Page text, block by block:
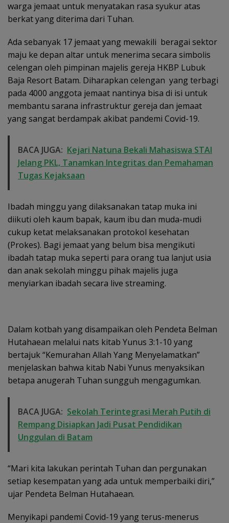
warga jemaat untuk menyatakan rasa syukur atas
berkat yang diterima dari Tuhan.
Ada sebanyak 17 jemaat yang mewakili beragai sektor
maju ke depan altar untuk menerima secara simbolis
celengan oleh pimpinan majelis gereja HKBP Lubuk
Baja Resort Batam. Diharapkan celengan yang terbagi
pada 4000 anggota jemaat nantinya bisa di isi untuk
membantu sarana infrastruktur gereja dan jemaat
yang sangat berdampak akibat pandemi Covid-19.
BACA JUGA: Kejari Natuna Bekali Mahasiswa STAI
Jelang PKL, Tanamkan Integritas dan Pemahaman
Tugas Kejaksaan
Ibadah minggu yang dilaksanakan tatap muka ini
diikuti oleh kaum bapak, kaum ibu dan muda-mudi
cukup ketat melaksanakan protokol kesehatan
(Prokes). Bagi jemaat yang belum bisa mengikuti
ibadah tatap muka seperti para orang tua lanjut usia
dan anak sekolah minggu pihak majelis juga
menyiarkan ibadah secara live streaming.
Dalam kotbah yang disampaikan oleh Pendeta Belman
Hutahaean melalui nats kitab Yunus 3:1-10 yang
bertajuk “Kemurahan Allah Yang Menyelamatkan”
menjelaskan bahwa kitab Nabi Yunus menyaksikan
betapa anugerah Tuhan sungguh mengagumkan.
BACA JUGA: Sekolah Terintegrasi Merah Putih di
Rempang Disiapkan Jadi Pusat Pendidikan
Unggulan di Batam
“Mari kita lakukan perintah Tuhan dan pergunakan
setiap kesempatan yang ada untuk memperbaiki diri,”
ujar Pendeta Belman Hutahaean.
Menyikapi pandemi Covid-19 yang terus-menerus